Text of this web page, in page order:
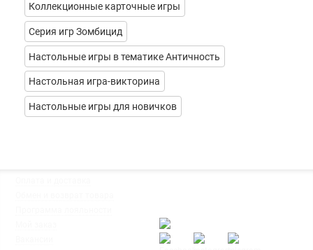
Коллекционные карточные игры
Серия игр Зомбицид
Настольные игры в тематике Античность
Настольная игра-викторина
Настольные игры для новичков